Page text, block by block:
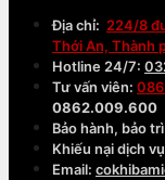
Địa chỉ: 224/8
Thới An, Thành
Hotline 24/7:
Tư vấn viên:
0862.009.600
Bảo hành, bảo
Khiếu nại dịch
Email: